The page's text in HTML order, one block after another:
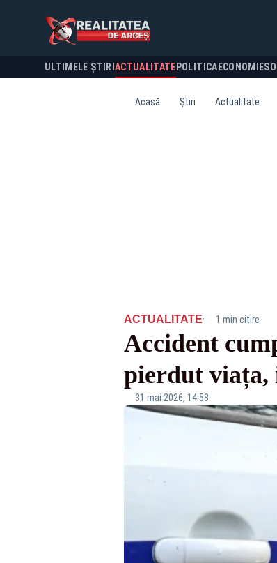
ULTIMELE ȘTIRI ACTUALITATE POLITICA ECONOMIE
Acasă Știri Actualitate
ACTUALITATE· 1 min citire
Accident
pierdut viața,
31 mai 2026, 14:58